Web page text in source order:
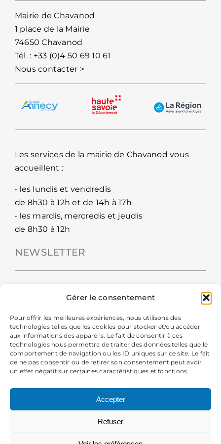
Gérer le consentement
Pour offrir les meilleures expériences, nous utilisons des
technologies telles que les cookies pour stocker et/ou accéder
aux informations des appareils. Le fait de consentir à ces
technologies nous permettra de traiter des données telles que le
comportement de navigation ou les ID uniques sur ce site. Le fait
de ne pas consentir ou de retirer son consentement peut avoir
un effet négatif sur certaines caractéristiques et fonctions.
Accepter
Refuser
Mairie de Chavanod
1 place de la Mairie
74650 Chavanod
Tél. : +33 (0)4 50 69 10 61
Nous contacter >
Les services de la mairie de Chavanod vous
accueillent :
• les lundis et vendredis
de 8h30 à 12h et de 14h à 17h
• les mardis, mercredis et jeudis
de 8h30 à 12h
NEWSLETTER
Vous pourrez vous désabonner à tout moment. Pour plus
d’information, consultez lesinformations légales.